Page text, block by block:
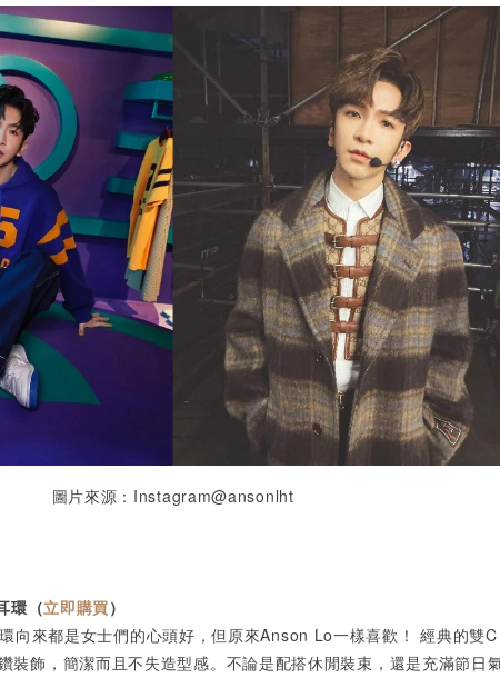
圖片來源：Instagram@ansonlht
環（立即購買）
向來都是女士們的心頭好，但原來Anson Lo一樣喜歡！ 經典的雙
裝飾，簡潔而且不失造型感。不論是配搭休閒裝束，還是充滿節日